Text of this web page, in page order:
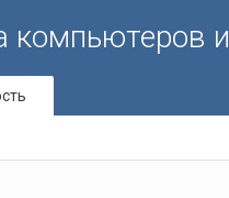
компьютеров